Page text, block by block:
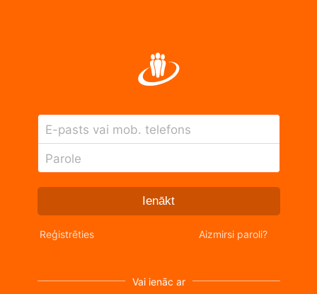
E-pasts vai mob. telefons
Parole
Ienākt
Reģistrēties Aizmirsi paroli?
Vai ienāc ar